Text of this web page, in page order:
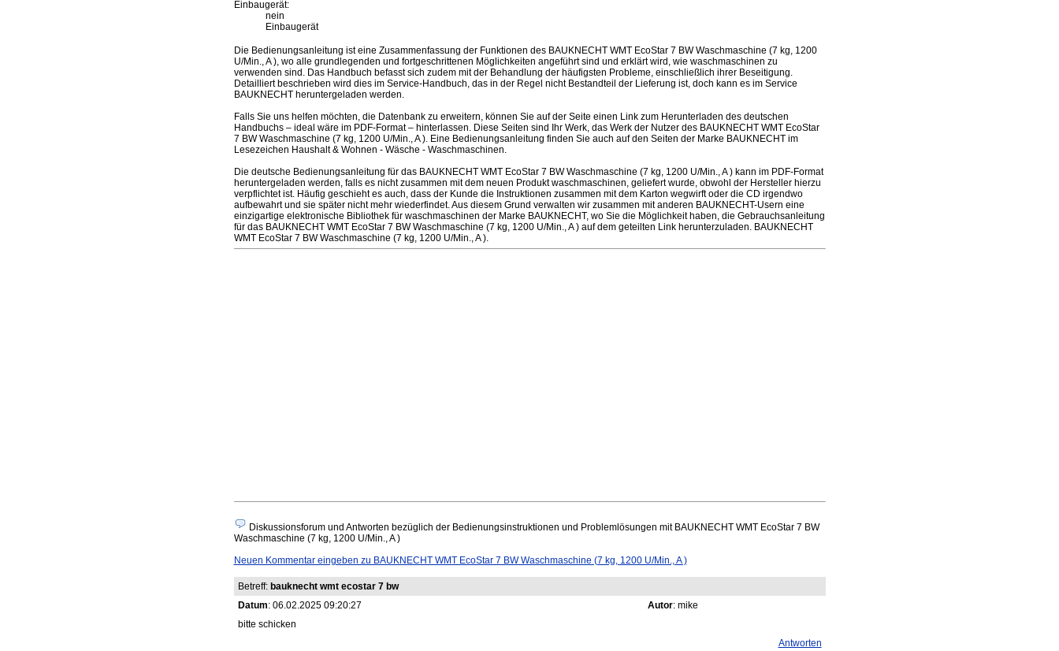
Einbaugerät:
nein
Einbaugerät
Die Bedienungsanleitung ist eine Zusammenfassung der Funktionen des BAUKNECHT WMT EcoStar 7 BW Waschmaschine (7 kg, 1200
U/Min., A ), wo alle grundlegenden und fortgeschrittenen Möglichkeiten angeführt sind und erklärt wird, wie waschmaschinen zu
verwenden sind. Das Handbuch befasst sich zudem mit der Behandlung der häufigsten Probleme, einschließlich ihrer Beseitigung.
Detailliert beschrieben wird dies im Service-Handbuch, das in der Regel nicht Bestandteil der Lieferung ist, doch kann es im Service
BAUKNECHT heruntergeladen werden.
Falls Sie uns helfen möchten, die Datenbank zu erweitern, können Sie auf der Seite einen Link zum Herunterladen des deutschen
Handbuchs – ideal wäre im PDF-Format – hinterlassen. Diese Seiten sind Ihr Werk, das Werk der Nutzer des BAUKNECHT WMT EcoStar
7 BW Waschmaschine (7 kg, 1200 U/Min., A ). Eine Bedienungsanleitung finden Sie auch auf den Seiten der Marke BAUKNECHT im
Lesezeichen Haushalt & Wohnen - Wäsche - Waschmaschinen.
Die deutsche Bedienungsanleitung für das BAUKNECHT WMT EcoStar 7 BW Waschmaschine (7 kg, 1200 U/Min., A ) kann im PDF-Format
heruntergeladen werden, falls es nicht zusammen mit dem neuen Produkt waschmaschinen, geliefert wurde, obwohl der Hersteller hierzu
verpflichtet ist. Häufig geschieht es auch, dass der Kunde die Instruktionen zusammen mit dem Karton wegwirft oder die CD irgendwo
aufbewahrt und sie später nicht mehr wiederfindet. Aus diesem Grund verwalten wir zusammen mit anderen BAUKNECHT-Usern eine
einzigartige elektronische Bibliothek für waschmaschinen der Marke BAUKNECHT, wo Sie die Möglichkeit haben, die Gebrauchsanleitung
für das BAUKNECHT WMT EcoStar 7 BW Waschmaschine (7 kg, 1200 U/Min., A ) auf dem geteilten Link herunterzuladen. BAUKNECHT
WMT EcoStar 7 BW Waschmaschine (7 kg, 1200 U/Min., A ).
Diskussionsforum und Antworten bezüglich der Bedienungsinstruktionen und Problemlösungen mit BAUKNECHT WMT EcoStar 7 BW
Waschmaschine (7 kg, 1200 U/Min., A )
Neuen Kommentar eingeben zu BAUKNECHT WMT EcoStar 7 BW Waschmaschine (7 kg, 1200 U/Min., A )
Betreff: bauknecht wmt ecostar 7 bw
Datum: 06.02.2025 09:20:27 Autor: mike
bitte schicken
Antworten